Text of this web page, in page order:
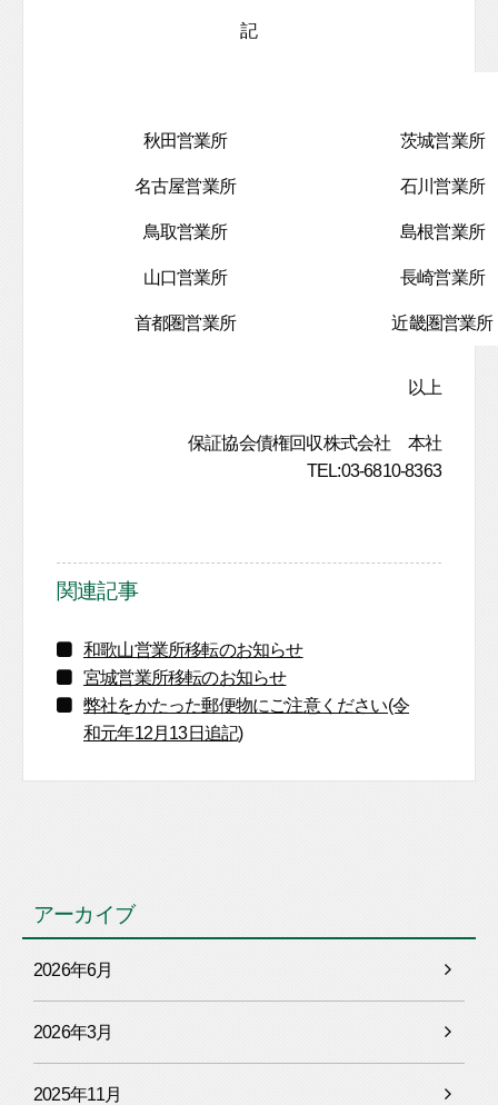
記
秋田営業所 茨城営業所
名古屋営業所 石川営業所
鳥取営業所 島根営業所
山口営業所 長崎営業所
首都圏営業所 近畿圏営業所
以上
保証協会債権回収株式会社 本社
TEL:03-6810-8363
関連記事
和歌山営業所移転のお知らせ
宮城営業所移転のお知らせ
弊社をかたった郵便物にご注意ください(令
和元年12月13日追記)
アーカイブ
2026年6月
2026年3月
2025年11月